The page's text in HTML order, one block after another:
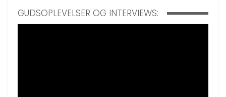
GUDSOPLEVELSER OG INTERVIEWS: